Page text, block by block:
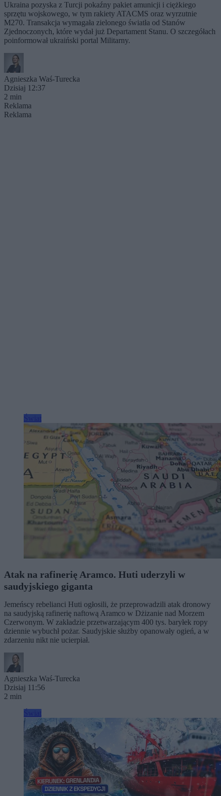
Ukraina pozyska z Turcji pokaźny pakiet amunicji i ciężkiego
sprzętu wojskowego, w tym rakiety ATACMS oraz wyrzutnie
M270. Transakcja wymagała zielonego światła od Stanów
Zjednoczonych, które wydał już Departament Stanu. O szczegółach
poinformował ukraiński portal Militarny.
Agnieszka Waś-Turecka
Dzisiaj 12:37
2 min
Reklama
Reklama
Atak na rafinerię Aramco. Huti uderzyli w
saudyjskiego giganta
Jemeńscy rebelianci Huti ogłosili, że przeprowadzili atak dronowy
na saudyjską rafinerię naftową Aramco w Dżizanie nad Morzem
Czerwonym. W zakładzie przetwarzającym 400 tys. baryłek ropy
dziennie wybuchł pożar. Saudyjskie służby opanowały ogień, a w
zdarzeniu nikt nie ucierpiał.
Agnieszka Waś-Turecka
Dzisiaj 11:56
2 min